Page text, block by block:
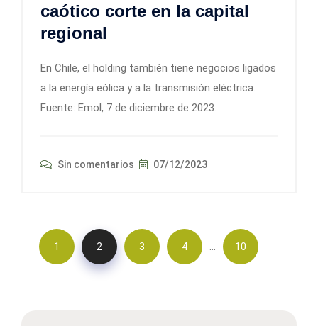
caótico corte en la capital
regional
En Chile, el holding también tiene negocios ligados
a la energía eólica y a la transmisión eléctrica.
Fuente: Emol, 7 de diciembre de 2023.
Sin comentarios 07/12/2023
1 2 3 4 … 10